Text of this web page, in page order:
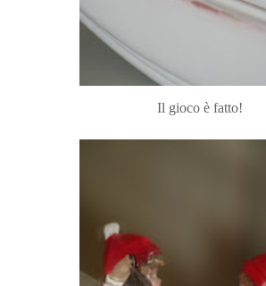
Il gioco è fatto!